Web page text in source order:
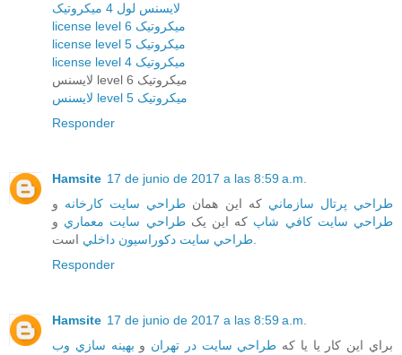
لایسنس لول 4 میکروتیک
license level 6 میکروتیک
license level 5 میکروتیک
license level 4 میکروتیک
لایسنس level 6 میکروتیک
لایسنس level 5 میکروتیک
Responder
Hamsite 17 de junio de 2017 a las 8:59 a.m.
طراحي پرتال سازماني که اين همان طراحي سايت کارخانه و
طراحي سايت کافي شاپ که اين يکطراحي سايت معماري و
طراحي سايت دکوراسيون داخلياست.
Responder
Hamsite 17 de junio de 2017 a las 8:59 a.m.
براي اين کار يا يا که طراحي سايت در تهران و بهينه سازي وب